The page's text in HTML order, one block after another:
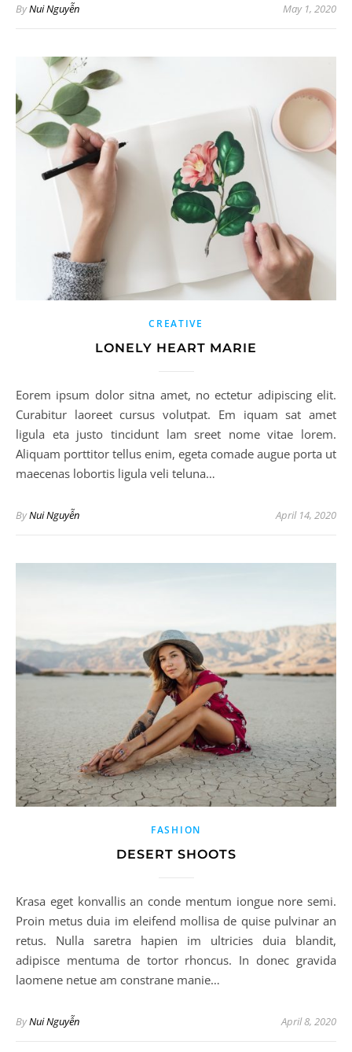
ByNui Nguyễn May 1, 2020
CREATIVE
LONELY HEART MARIE
Eorem ipsum dolor sitna amet, no ectetur adipiscing elit.
Curabitur laoreet cursus volutpat. Em iquam sat amet
ligula eta justo tincidunt lam sreet nome vitae lorem.
Aliquam porttitor tellus enim, egeta comade augue porta ut
maecenas lobortis ligula veli teluna…
ByNui Nguyễn April 14, 2020
FASHION
DESERT SHOOTS
Krasa eget konvallis an conde mentum iongue nore semi.
Proin metus duia im eleifend mollisa de quise pulvinar an
retus. Nulla saretra hapien im ultricies duia blandit,
adipisce mentuma de tortor rhoncus. In donec gravida
laomene netue am constrane manie…
ByNui Nguyễn April 8, 2020